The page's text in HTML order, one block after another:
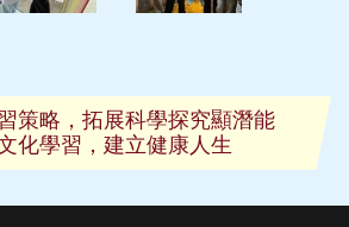
策略，拓展科學探究顯潛能
化學習，建立健康人生